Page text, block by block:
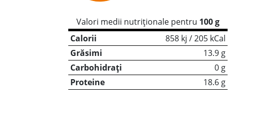
Valori medii nutriționale pentru 100 g
Calorii
858 kj / 205 kCal
Grăsimi
13.9 g
Carbohidrați
0 g
Proteine
18.6 g